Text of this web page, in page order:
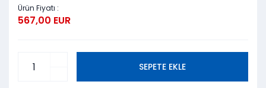
Ürün Fiyatı :
567,00 EUR
SEPETE EKLE